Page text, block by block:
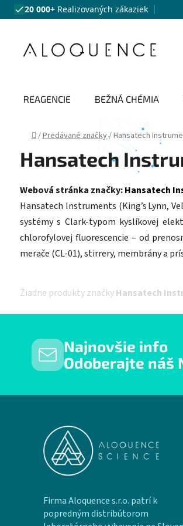
Prejsť na obsah
20 000+ Realizovaných zákaziek
REAGENCIE BEŽNÁ CHÉMIA
Domov
/Predávané značky/Hansatech
Hansatech
Webová stránka značky:Hansatech
Hansatech Instruments (King’s Lynn,
systémy s Clark‑typom kyslíkovej
chlorofylovej fluorescencie – od
merače (CL‑01), stirrery, membrány a
Žiadne produkty značkyHansatech
Najnovšie info
Odoberajte náš
Firma Aloquence s.r.o. patrí k
popredným distribútorom